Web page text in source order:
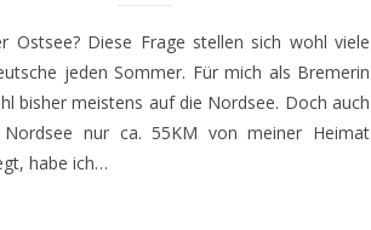
Ostsee? Diese Frage stellen sich wohl viele
jeden Sommer. Für mich als Bremerin
bisher meistens auf die Nordsee. Doch auch
nur ca. 55KM von meiner Heimat
habe ich…